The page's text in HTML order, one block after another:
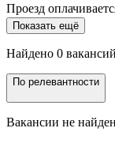
Проезд
Показать ещё
Найдено 0 вакансий
По релевантности
Вакансии не